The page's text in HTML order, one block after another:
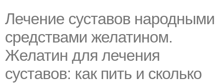
Лечение суставов народными
средствами желатином.
Желатин для лечения
суставов: как пить и сколько